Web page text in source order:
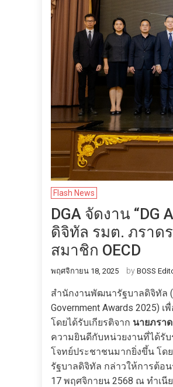
Flash News
DGA จัดงาน
ดิจิทัล รมต. ภราด
สมาชิก OECD
พฤศจิกายน 18, 2025 by BOSS
สำนักงานพัฒนารัฐบาลดิจิทัล (
Government Awards
โดยได้รับเกียรติจาก นายภรา
ความยินดีกับหน่วยงานที่ได้รั
โจทย์ประชาชนมากยิ่งขึ้น โด
รัฐบาลดิจิทัล กล่าวให้การต้อ
17 พฤศจิกายน 2568 ณ ทำเนี